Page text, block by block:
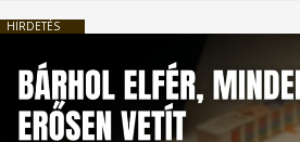
HIRDETÉS